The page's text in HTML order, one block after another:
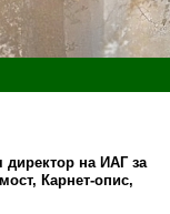
директор на ИАГ за
Карнет-опис,